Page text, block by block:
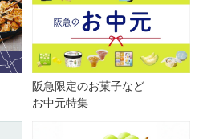
阪急限定のお菓子など
お中元特集